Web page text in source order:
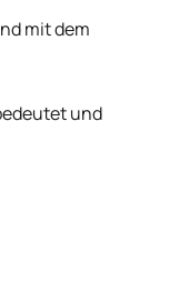
mit dem
und